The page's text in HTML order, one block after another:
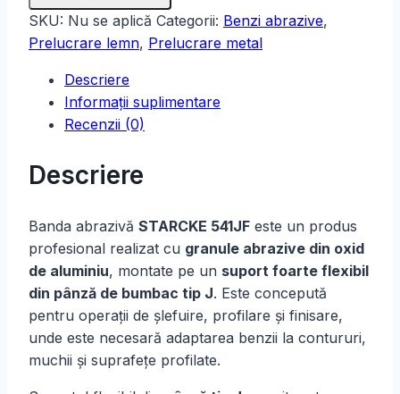
SKU: Nu se aplică Categorii: Benzi abrazive,
Prelucrare lemn, Prelucrare metal
Descriere
Informații suplimentare
Recenzii (0)
Descriere
Banda abrazivă STARCKE 541JF este un produs
profesional realizat cu granule abrazive din oxid
de aluminiu, montate pe un suport foarte flexibil
din pânză de bumbac tip J. Este concepută
pentru operații de șlefuire, profilare și finisare,
unde este necesară adaptarea benzii la contururi,
muchii și suprafețe profilate.